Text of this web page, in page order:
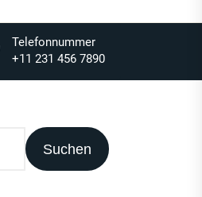
Telefonnummer
+11 231 456 7890
Suchen